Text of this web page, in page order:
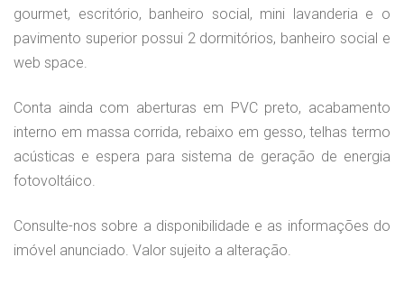
gourmet, escritório, banheiro social, mini lavanderia e o
pavimento superior possui 2 dormitórios, banheiro social e
web space.
Conta ainda com aberturas em PVC preto, acabamento
interno em massa corrida, rebaixo em gesso, telhas termo
acústicas e espera para sistema de geração de energia
fotovoltáico.
Consulte-nos sobre a disponibilidade e as informações do
imóvel anunciado. Valor sujeito a alteração.